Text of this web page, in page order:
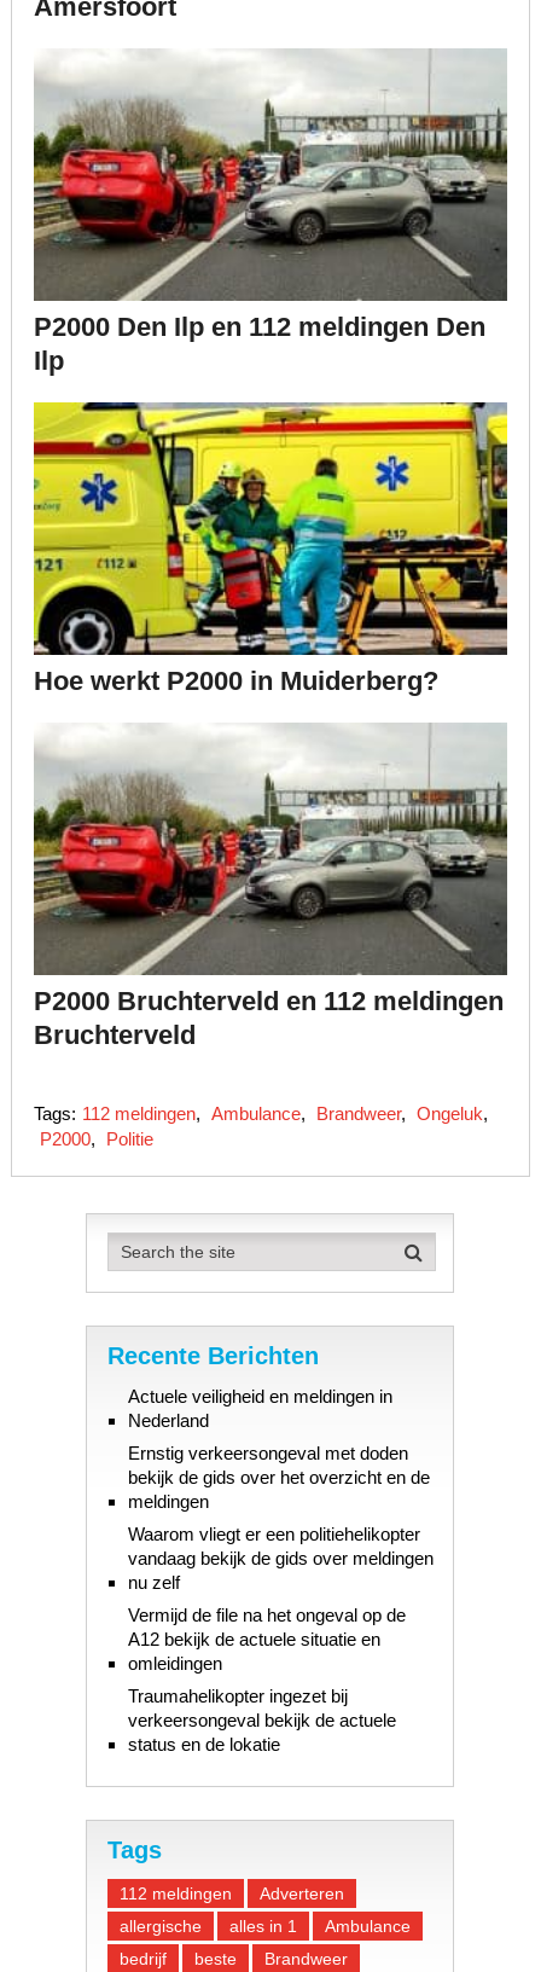
Amersfoort
P2000 Den Ilp en 112 meldingen Den
Ilp
Hoe werkt P2000 in Muiderberg?
P2000 Bruchterveld en 112 meldingen
Bruchterveld
Tags: 112 meldingen, Ambulance, Brandweer, Ongeluk,
P2000, Politie
Recente Berichten
Actuele veiligheid en meldingen in
Nederland
Ernstig verkeersongeval met doden
bekijk de gids over het overzicht en de
meldingen
Waarom vliegt er een politiehelikopter
vandaag bekijk de gids over meldingen
nu zelf
Vermijd de file na het ongeval op de
A12 bekijk de actuele situatie en
omleidingen
Traumahelikopter ingezet bij
verkeersongeval bekijk de actuele
status en de lokatie
Tags
112 meldingen
Adverteren
allergische
alles in 1
Ambulance
bedrijf
beste Brandweer